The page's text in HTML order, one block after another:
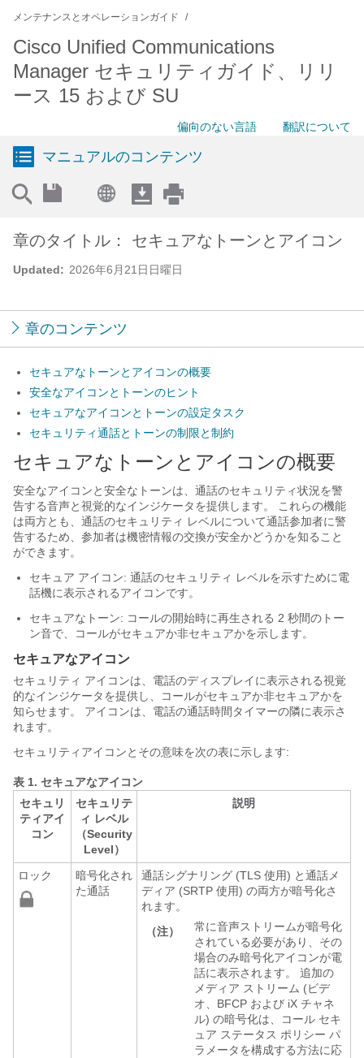
メンテナンスとオペレーションガイド
Cisco Unified Communications
Manager セキュリティガイド、リリ
ース 15 および SU
偏向のない言語 翻訳について
マニュアルのコンテンツ
Updated: 2026年6月21日日曜日
章のタイトル： セキュアなトーンとアイコン
章のコンテンツ
セキュアなトーンとアイコンの概要
安全なアイコンとトーンのヒント
セキュアなアイコンとトーンの設定タスク
セキュリティ通話とトーンの制限と制約
セキュアなトーンとアイコンの概要
安全なアイコンと安全なトーンは、通話のセキュリティ状況を警
告する音声と視覚的なインジケータを提供します。 これらの機能
は両方とも、通話のセキュリティ レベルについて通話参加者に警
告するため、参加者は機密情報の交換が安全かどうかを知ること
ができます。
セキュア アイコン: 通話のセキュリティ レベルを示すために電
話機に表示されるアイコンです。
セキュアなトーン: コールの開始時に再生される 2 秒間のトー
ン音で、コールがセキュアか非セキュアかを示します。
セキュアなアイコン
セキュリティ アイコンは、電話のディスプレイに表示される視覚
的なインジケータを提供し、コールがセキュアか非セキュアかを
知らせます。 アイコンは、電話の通話時間タイマーの隣に表示さ
れます。
セキュリティアイコンとその意味を次の表に示します:
表 1. セキュアなアイコン
セキュリ
ティアイ
コン
セキュリテ
ィ レベル
（Security
Level）
説明
ロック
暗号化され
た通話
通話シグナリング (TLS 使用) と通話メ
ディア (SRTP 使用) の両方が暗号化さ
れます。
（注）
常に音声ストリームが暗号化
されている必要があり、その
場合のみ暗号化アイコンが電
話に表示されます。 追加の
メディア ストリーム (ビデ
オ、BFCP および iX チャネ
ル) の暗号化は、コール セキ
ュア ステータス ポリシー パ
ラメータを構成する方法に応